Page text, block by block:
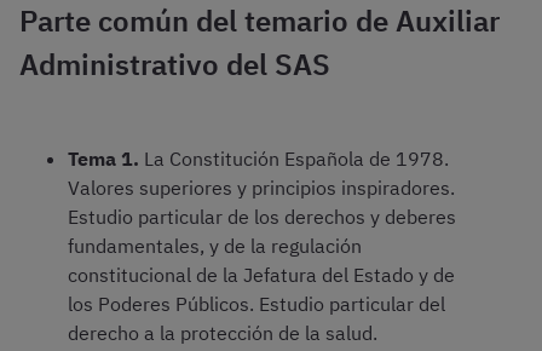
Parte común del temario de Auxiliar
Administrativo del SAS
Tema 1. La Constitución Española de 1978.
Valores superiores y principios inspiradores.
Estudio particular de los derechos y deberes
fundamentales, y de la regulación
constitucional de la Jefatura del Estado y de
los Poderes Públicos. Estudio particular del
derecho a la protección de la salud.